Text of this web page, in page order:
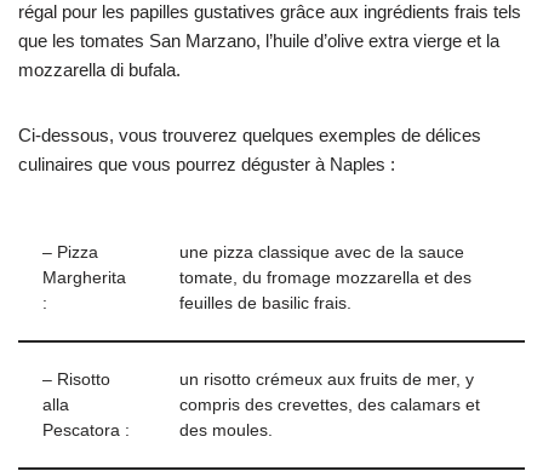
régal pour les papilles gustatives grâce aux ingrédients frais tels
que les tomates San Marzano, l’huile d’olive extra vierge et la
mozzarella di bufala.
Ci-dessous, vous trouverez quelques exemples de délices
culinaires que vous pourrez déguster à Naples :
– Pizza
Margherita
:
une pizza classique avec de la sauce
tomate, du fromage mozzarella et des
feuilles de basilic frais.
– Risotto
alla
Pescatora :
un risotto crémeux aux fruits de mer, y
compris des crevettes, des calamars et
des moules.